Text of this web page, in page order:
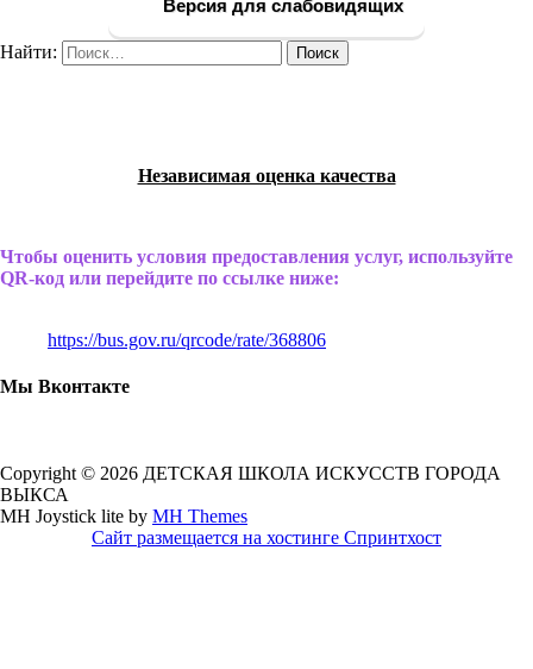
Версия для слабовидящих
Найти:
Независимая оценка качества
Чтобы оценить условия предоставления услуг, используйте
QR-код или перейдите по ссылке ниже:
https://bus.gov.ru/qrcode/rate/368806
Мы Вконтакте
Copyright © 2026 ДЕТСКАЯ ШКОЛА ИСКУССТВ ГОРОДА
ВЫКСА
MH Joystick lite by MH Themes
Сайт размещается на хостинге Спринтхост